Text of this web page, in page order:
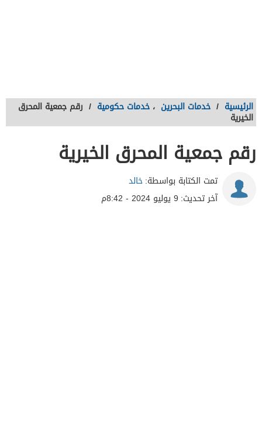
الرئيسية / خدمات البحرين ، خدمات حكومية / رقم جمعية المحرق
الخيرية
رقم جمعية المحرق الخيرية
تمت الكتابة بواسطة:خالد
آخر تحديث: 9 يوليو 2024 - 8:42م